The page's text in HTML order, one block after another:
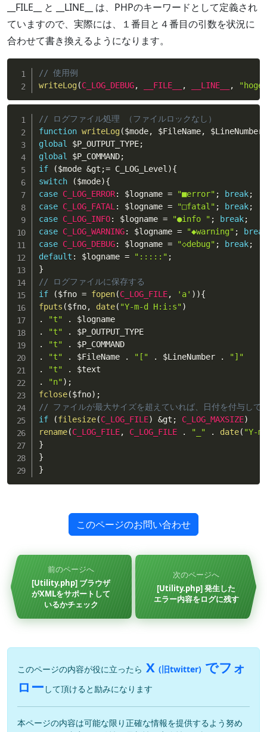
__FILE__ と __LINE__ は、PHPのキーワードとして定義され
ていますので、実際には、１番目と４番目の引数を状況に
合わせて書き換えるようになります。
// 使用例
writeLog(C_LOG_DEBUG, __FILE__ , __LINE__ ,
// ログファイル処理 （ファイルロックなし）
function writeLog($mode, $FileName, $LineNumber
global
$P_OUTPUT_TYPE;
global
$P_COMMAND;
if
($mode &gt ;= C_LOG_Level ){
switch
($mode){
case C_LOG_ERROR: $logname = "■error" ; break;
case C_LOG_FATAL : $logname = "□fatal" ; break;
case C_LOG_INFO: $logname = "●info " ; break;
case C_LOG_WARNING: $logname = "◆warning" ;
case C_LOG_DEBUG: $logname = "◇debug" ; break;
default : $logname = ":::::" ;
}
// ログファイルに保存する
if
($fno = fopen(C_LOG_FILE, 'a' ) ){
fputs ($fno, date( "Y-m-d H:i:s")
.
"t" .
$logname
.
"t" .
$P_OUTPUT_TYPE
.
"t" .
$P_COMMAND
.
"t" . $FileName . "[" . $LineNumber .
"]"
.
"t" .
$text
.
"n") ;
fclose($fno) ;
// ファイルが最大サイズを超えていれば、日付を付与して
if
(filesize(C_LOG_FILE) &gt ; C_LOG_MAXSIZE)
rename(C_LOG_FILE, C_LOG_FILE . "_" . date( "Y-
}
}
}
このページのお問い合わせ
前のページへ
[Utility.php] ブラウザ
がXMLをサポートして
いるかチェック
次のページへ
[Utility.php] 発生した
エラー内容をログに残す
このページの内容が役に立ったら X (旧twitter) でフォ
ロー して頂けると励みになります
本ページの内容は可能な限り正確な情報を提供するよう努め